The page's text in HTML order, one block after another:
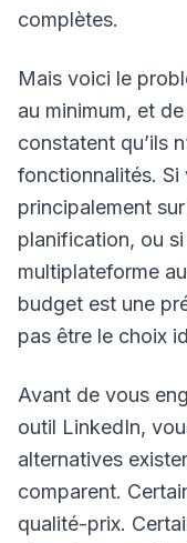
complètes.
Mais voici le
au minimum, et
constatent qu’ils
fonctionnalités.
principalement
planification, ou
multiplateforme
budget est une
pas être le choix
Avant de vous
outil LinkedIn,
alternatives
comparent.
qualité-prix.